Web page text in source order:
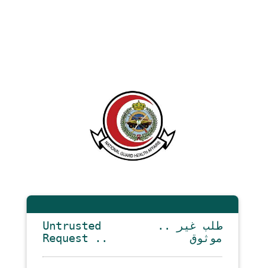
Untrusted
Request ..
.. طلب غير
موثوق